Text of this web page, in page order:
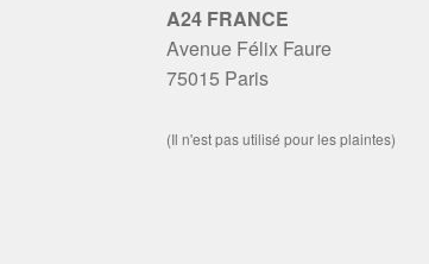
A24 FRANCE
Avenue Félix Faure
75015 Paris
(Il n'est pas utilisé pour les plaintes)